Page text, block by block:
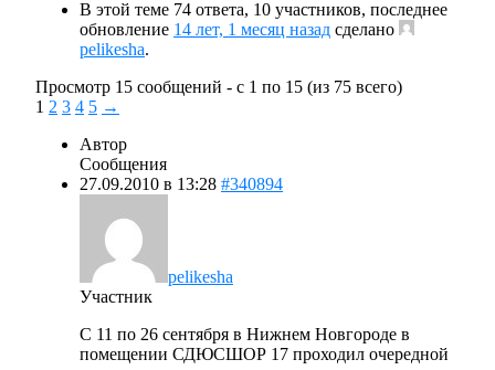
В этой теме 74 ответа, 10 участников, последнее
обновление 14 лет, 1 месяц назад сделано
pelikesha.
Просмотр 15 сообщений - с 1 по 15 (из 75 всего)
1 2 3 4 5 →
Автор
Сообщения
27.09.2010 в 13:28 #340894
pelikesha
Участник
С 11 по 26 сентября в Нижнем Новгороде в
помещении СДЮСШОР 17 проходил очередной